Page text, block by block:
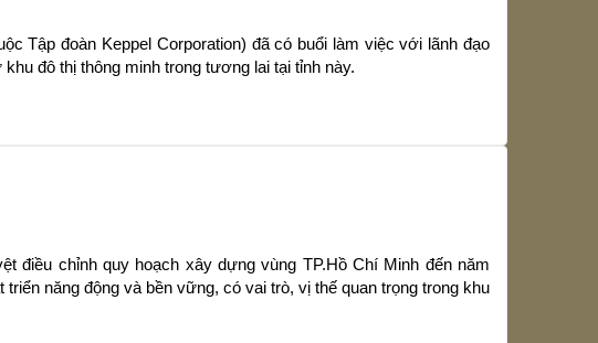
Tập đoàn Keppel Corporation) đã có buổi làm việc với lãnh đạo
đô thị thông minh trong tương lai tại tỉnh này.
điều chỉnh quy hoạch xây dựng vùng TP.Hồ Chí Minh đến năm
năng động và bền vững, có vai trò, vị thế quan trọng trong khu